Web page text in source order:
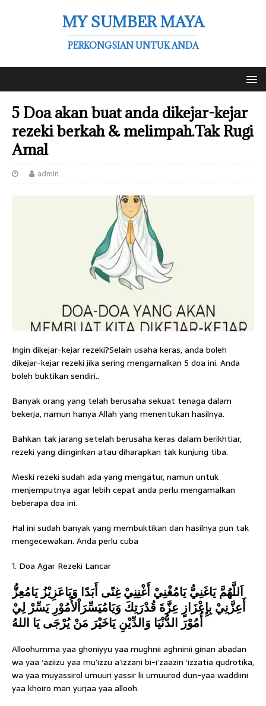
MY SUMBER MAYA
PERKONGSIAN UNTUK ANDA
5 Doa akan buat anda dikejar-kejar
rezeki berkah & melimpah.Tak Rugi
Amal
admin
Ingin dikejar-kejar rezeki?Selain usaha keras, anda boleh
dikejar-kejar rezeki jika sering mengamalkan 5 doa ini. Anda
boleh buktikan sendiri..
Banyak orang yang telah berusaha sekuat tenaga dalam
bekerja, namun hanya Allah yang menentukan hasilnya.
Bahkan tak jarang setelah berusaha keras dalam berikhtiar,
rezeki yang diinginkan atau diharapkan tak kunjung tiba.
Meski rezeki sudah ada yang mengatur, namun untuk
menjemputnya agar lebih cepat anda perlu mengamalkan
beberapa doa ini.
Hal ini sudah banyak yang membuktikan dan hasilnya pun tak
mengecewakan. Anda perlu cuba
1. Doa Agar Rezeki Lancar
اَللَّهُمَّ يَاغَنِيُّ يَامُغْنِيْ أَغْنِنِيْ غِنًى أَبَدًا وَيَاعَزِيْزُ يَامُعِزُّ
أَعِزَّنِيْ بِإِعْزَازٍ عِزَّةَ قُدْرَتِكَ وَيَامُيَسِّرَاْلأُمُوْرِ يَسِّرْ لِيْ
أُمُوْرَ الدُّنْيَا وَالدِّيْنِ يَاخَيْرَ مَنْ يُرْجَى يَا اللهُ
Alloohumma yaa ghoniyyu yaa mughnii aghninii ginan abadan
wa yaa ‘aziizu yaa mu’izzu a’izzani bi-i’zaazin ‘izzatia qudrotika,
wa yaa muyassirol umuuri yassir lii umuurod dun-yaa waddiini
yaa khoiro man yurjaa yaa allooh.